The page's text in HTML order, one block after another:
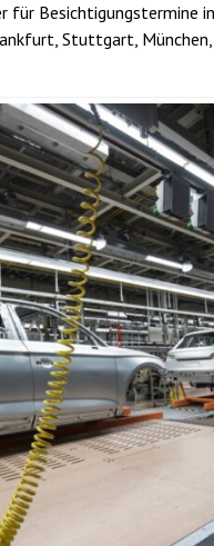
für Besichtigungstermine
Stuttgart,